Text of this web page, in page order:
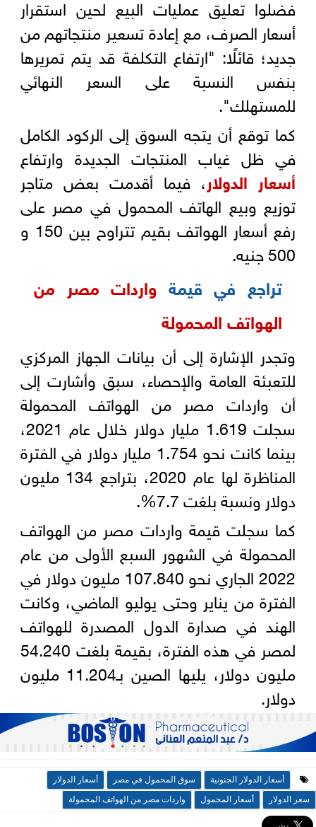
فضلوا تعليق عمليات البيع لحين استقرار
أسعار الصرف، مع إعادة تسعير منتجاتهم من
جديد؛ قائلًا: "ارتفاع التكلفة قد يتم تمريرها
بنفس النسبة على السعر النهائي
للمستهلك".
كما توقع أن يتجه السوق إلى الركود الكامل
في ظل غياب المنتجات الجديدة وارتفاع
أسعار الدولار، فيما أقدمت بعض متاجر
توزيع وبيع الهاتف المحمول في مصر على
رفع أسعار الهواتف بقيم تتراوح بين 150 و
500 جنيه.
تراجع في قيمة واردات مصر من
الهواتف المحمولة
وتجدر الإشارة إلى أن بيانات الجهاز المركزي
للتعبئة العامة والإحصاء، سبق وأشارت إلى
أن واردات مصر من الهواتف المحمولة
سجلت 1.619 مليار دولار خلال عام 2021،
بينما كانت نحو 1.754 مليار دولار في الفترة
المناظرة لها عام 2020، بتراجع 134 مليون
دولار ونسبة بلغت 7.7%.
كما سجلت قيمة واردات مصر من الهواتف
المحمولة في الشهور السبع الأولى من عام
2022 الجاري نحو 107.840 مليون دولار في
الفترة من يناير وحتى يوليو الماضي، وكانت
الهند في صدارة الدول المصدرة للهواتف
لمصر في هذه الفترة، بقيمة بلغت 54.240
مليون دولار، يليها الصين بـ11.204 مليون
دولار.
أسعار الدولار الجنونية سوق المحمول في مصر
أسعار الدولار
سعر الدولار
أسعار المحمول واردات مصر من الهواتف المحمولة